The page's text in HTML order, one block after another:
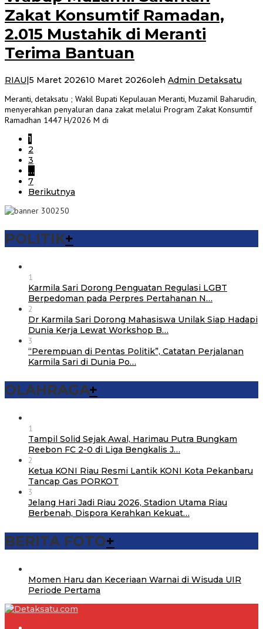
Zakat Konsumtif Ramadan,
2.015 Mustahik di Meranti
Terima Bantuan
RIAU 5 Maret 202610 Maret 2026oleh Admin Detaksatu
Meranti, detaksatu ; Wakil Bupati Kepulauan Meranti, Muzamil Baharudin,
menyerahkan penyaluran dana zakat melalui Program Zakat Konsumtif
Ramadhan 1447 H/2026 M di
1
2
3
…
7
Berikutnya
POLITIK+
1
Karmila Sari Dorong Penguatan Regulasi LGBT
Berpedoman pada Perpres Pertahanan N…
2
Dr Karmila Sari Dorong Mahasiswa Unilak Siap Hadapi
Dunia Kerja Lewat Workshop B…
3
“Perempuan di Pentas Politik”, Catatan Perjalanan
Karmila Sari di Dunia Po…
OLAHRAGA+
1
Tampil Solid Sejak Awal, Harimau Putra Bungkam
Reebon FC 2-0 di Liga Bengkalis J…
2
Ketua KONI Riau Resmi Lantik KONI Kota Pekanbaru
Tancap Gas PORKOT
3
Jelang Hari Jadi Riau 2026, Stadion Utama Riau
Berbenah, Dispora Kerahkan Kekuat…
BERITA FOTO+
Momen Haru dan Keceriaan Warnai di Wisuda UIR
Periode Pertama